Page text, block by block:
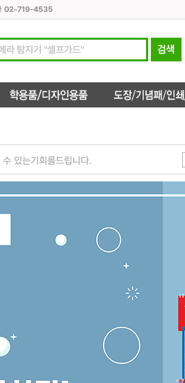
02-719-4535
있는기회를드립니다.